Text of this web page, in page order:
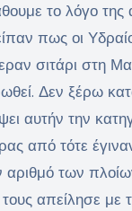
το λόγο της
πως οι
σιτάρι στη
Δεν ξέρω
αυτήν την
από τότε
αριθμό των
απείλησε με